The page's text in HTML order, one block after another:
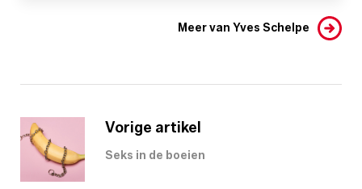
Meer van Yves Schelpe
Vorige artikel
Seks in de boeien